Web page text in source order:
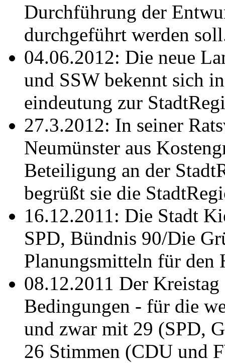
Durchführung der
durchgeführt werden
04.06.2012: Die neue
und SSW bekennt sich
eindeutung zur
27.3.2012: In seiner
Neumünster aus
Beteiligung an der
begrüßt sie die
16.12.2011: Die Stadt
SPD, Bündnis 90/Die
Planungsmitteln für den
08.12.2011 Der
Bedingungen - für die
und zwar mit 29 (SPD,
26 Stimmen (CDU und